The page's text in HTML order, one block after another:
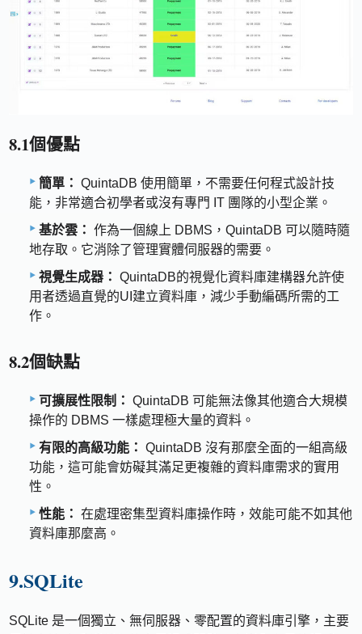
8.1個優點
簡單： QuintaDB 使用簡單，不需要任何程式設計技
能，非常適合初學者或沒有專門 IT 團隊的小型企業。
基於雲： 作為一個線上 DBMS，QuintaDB 可以隨時隨
地存取。它消除了管理實體伺服器的需要。
視覺生成器： QuintaDB的視覺化資料庫建構器允許使
用者透過直覺的UI建立資料庫，減少手動編碼所需的工
作。
8.2個缺點
可擴展性限制： QuintaDB 可能無法像其他適合大規模
操作的 DBMS 一樣處理極大量的資料。
有限的高級功能： QuintaDB 沒有那麼全面的一組高級
功能，這可能會妨礙其滿足更複雜的資料庫需求的實用
性。
性能： 在處理密集型資料庫操作時，效能可能不如其他
資料庫那麼高。
9.SQLite
SQLite 是一個獨立、無伺服器、零配置的資料庫引擎，主要